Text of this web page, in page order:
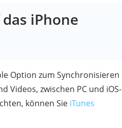
iPhone
Option zum Synchronisieren
Videos, zwischen PC und iOS-
können Sie iTunes